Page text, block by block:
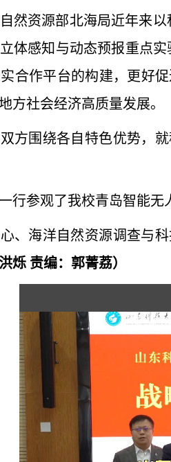
然资源部北海局近年来
体感知与动态预报重点
合作平台的构建，更好
方社会经济高质量发展。
方围绕各自特色优势，
行参观了我校青岛智能无
、海洋自然资源调查与
烁 责编：郭菁荔）